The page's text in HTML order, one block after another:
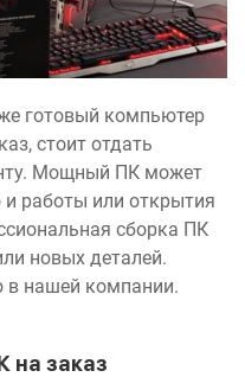
готовый компьютер
стоит отдать
Мощный ПК может
и работы или открытия
сборка ПК
новых деталей.
в нашей компании.
на заказ